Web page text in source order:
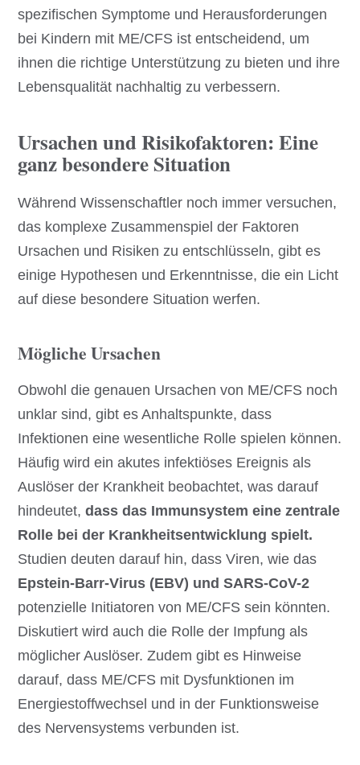
spezifischen Symptome und Herausforderungen
bei Kindern mit ME/CFS ist entscheidend, um
ihnen die richtige Unterstützung zu bieten und ihre
Lebensqualität nachhaltig zu verbessern.
Ursachen und Risikofaktoren: Eine
ganz besondere Situation
Während Wissenschaftler noch immer versuchen,
das komplexe Zusammenspiel der Faktoren
Ursachen und Risiken zu entschlüsseln, gibt es
einige Hypothesen und Erkenntnisse, die ein Licht
auf diese besondere Situation werfen.
Mögliche Ursachen
Obwohl die genauen Ursachen von ME/CFS noch
unklar sind, gibt es Anhaltspunkte, dass
Infektionen eine wesentliche Rolle spielen können.
Häufig wird ein akutes infektiöses Ereignis als
Auslöser der Krankheit beobachtet, was darauf
hindeutet,dass das Immunsystem eine zentrale
Rolle bei der Krankheitsentwicklung spielt.
Studien deuten darauf hin, dass Viren, wie das
Epstein-Barr-Virus (EBV) und SARS-CoV-2
potenzielle Initiatoren von ME/CFS sein könnten.
Diskutiert wird auch die Rolle der Impfung als
möglicher Auslöser. Zudem gibt es Hinweise
darauf, dass ME/CFS mit Dysfunktionen im
Energiestoffwechsel und in der Funktionsweise
des Nervensystems verbunden ist.